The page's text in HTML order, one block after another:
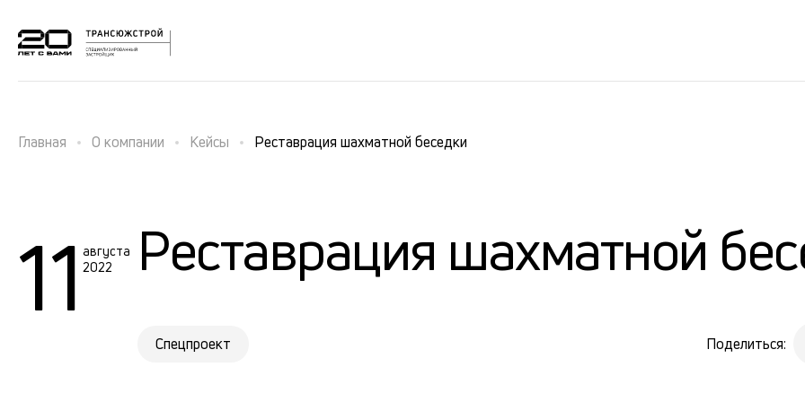
Главная О компании Кейсы Реставрация шахматной беседки
11 августа
2022
Реставрация шахматной
Спецпроект Поделиться: